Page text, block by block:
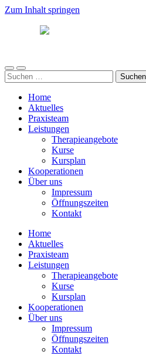
Zum Inhalt springen
Südwind
Mobile-
Menü
Suchfeld
ein-/ausblenden
Suchen
nach:
Home
Aktuelles
Praxisteam
Leistungen
Therapieangebote
Kurse
Kursplan
Kooperationen
Über uns
Impressum
Öffnungszeiten
Kontakt
Home
Aktuelles
Praxisteam
Leistungen
Therapieangebote
Kurse
Kursplan
Kooperationen
Über uns
Impressum
Öffnungszeiten
Kontakt